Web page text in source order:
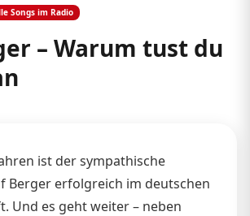
Songs im Radio
– Warum tust du
ist der sympathische
Berger erfolgreich im deutschen
Und es geht weiter – neben